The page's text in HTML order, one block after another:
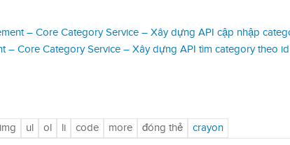
– Core Category Service – Xây dựng API cập nhập
– Core Category Service – Xây dựng API tìm category theo id